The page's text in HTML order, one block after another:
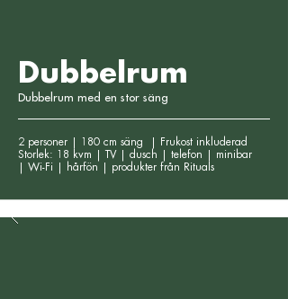
Dubbelrum
Dubbelrum med en stor säng
2 personer | 180 cm säng | Frukost inkluderad
Storlek: 18 kvm | TV | dusch | telefon | minibar
Wi-Fi | hårfön | produkter från Rituals